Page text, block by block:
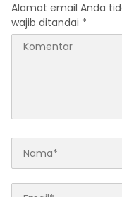
Alamat email Anda
wajib ditandai *